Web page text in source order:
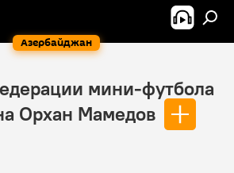
Азербайджан
мини-футбола
Орхан Мамедов